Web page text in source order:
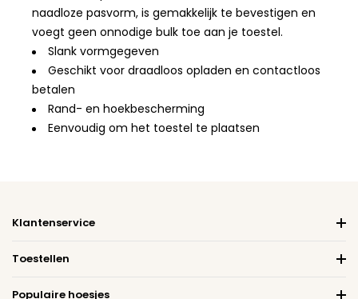
naadloze pasvorm, is gemakkelijk te bevestigen en
voegt geen onnodige bulk toe aan je toestel.
Slank vormgegeven
Geschikt voor draadloos opladen en contactloos
betalen
Rand- en hoekbescherming
Eenvoudig om het toestel te plaatsen
Klantenservice
Toestellen
Populaire hoesjes